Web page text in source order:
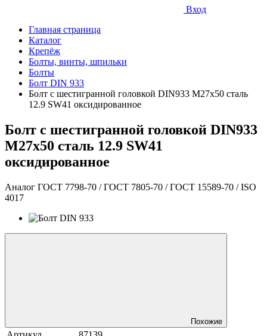
Вход
Главная страница
Каталог
Крепёж
Болты, винты, шпильки
Болты
Болт DIN 933
Болт с шестигранной головкой DIN933 М27х50 сталь
12.9 SW41 оксидированное
Болт с шестигранной головкой DIN933
М27х50 сталь 12.9 SW41
оксидированное
Аналог ГОСТ 7798-70 / ГОСТ 7805-70 / ГОСТ 15589-70 / ISO
4017
Похожие